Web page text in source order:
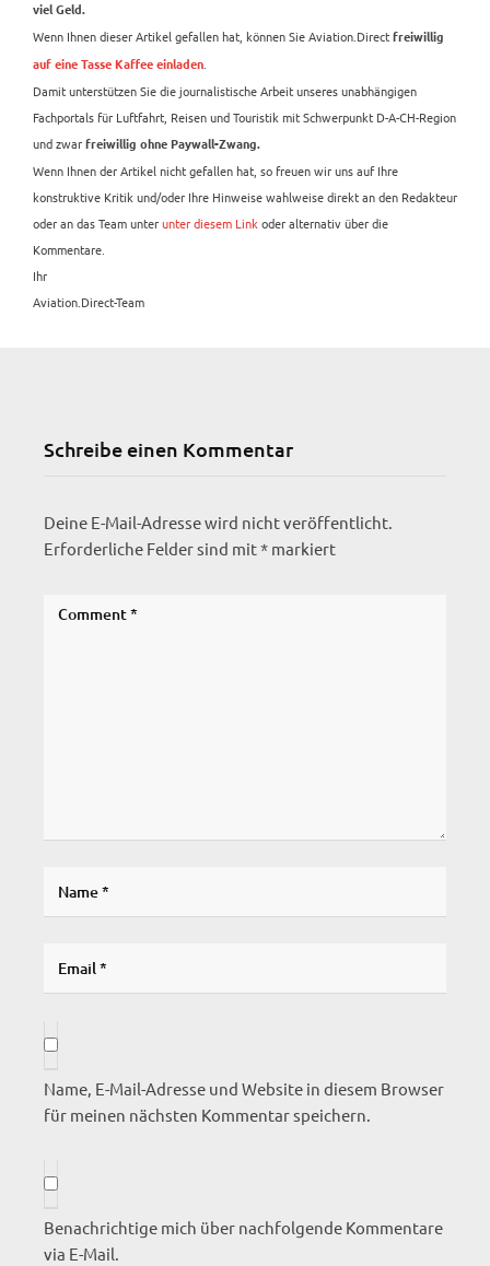
viel Geld.
Wenn Ihnen dieser Artikel gefallen hat, können Sie Aviation.Direct freiwillig
auf eine Tasse Kaffee einladen.
Damit unterstützen Sie die journalistische Arbeit unseres unabhängigen
Fachportals für Luftfahrt, Reisen und Touristik mit Schwerpunkt D-A-CH-Region
und zwar freiwillig ohne Paywall-Zwang.
Wenn Ihnen der Artikel nicht gefallen hat, so freuen wir uns auf Ihre
konstruktive Kritik und/oder Ihre Hinweise wahlweise direkt an den Redakteur
oder an das Team unterunter diesem Linkoder alternativ über die
Kommentare.
Ihr
Aviation.Direct-Team
Schreibe einen Kommentar
Deine E-Mail-Adresse wird nicht veröffentlicht.
Erforderliche Felder sind mit* markiert
Name, E-Mail-Adresse und Website in diesem Browser
für meinen nächsten Kommentar speichern.
Benachrichtige mich über nachfolgende Kommentare
via E-Mail.